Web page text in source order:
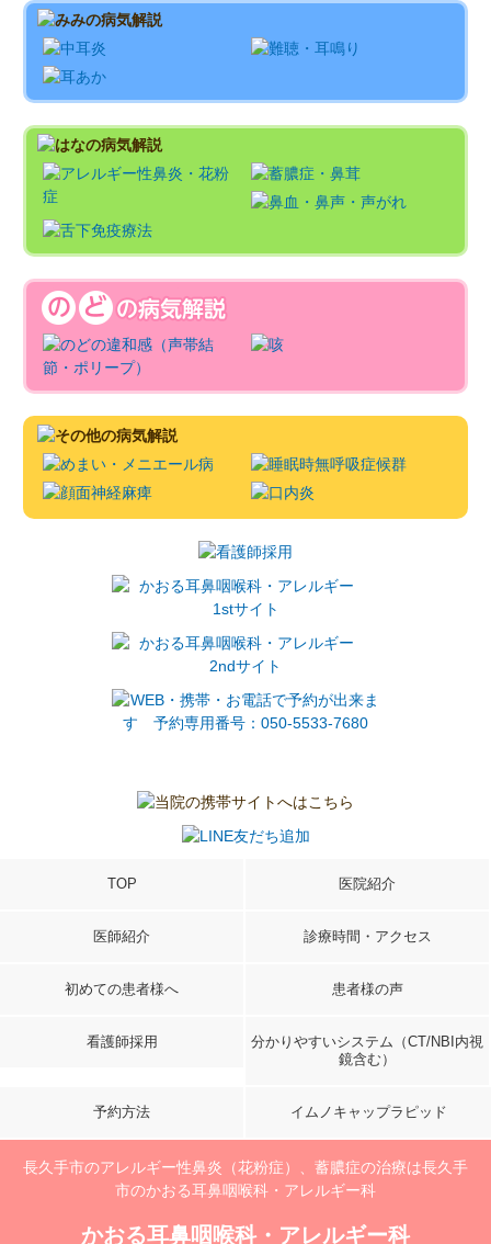
TOP 医院紹介
医師紹介 診療時間・アクセス
初めての患者様へ 患者様の声
看護師採用 分かりやすいシステム （CT/NBI内視
鏡含む）
予約方法 イムノキャップラピッド
長久手市のアレルギー性鼻炎（花粉症）、蓄膿症の治療は長久手
市のかおる耳鼻咽喉科・アレルギー科
かおる耳鼻咽喉科・アレルギー科